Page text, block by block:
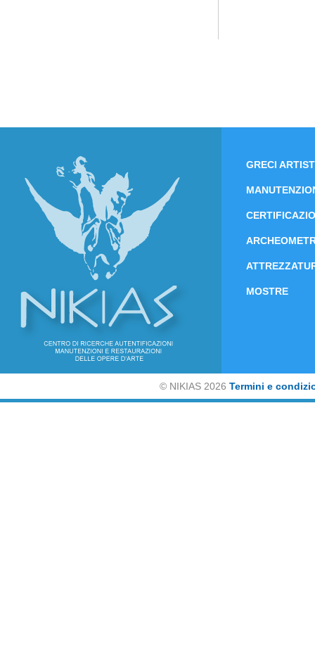
GRECI
MOSTRE
©NIKIAS 2026 Termini e